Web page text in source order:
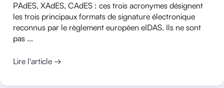
PAdES, XAdES, CAdES : ces trois acronymes désignent
les trois principaux formats de signature électronique
reconnus par le règlement européen eIDAS. Ils ne sont
pas ...
Lire l'article →